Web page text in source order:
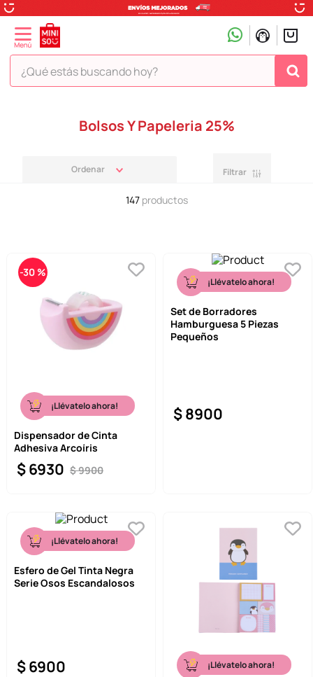
¿Qué estás buscando hoy?
Bolsos Y Papeleria 25%
Filtrar
147 productos
-30 %
¡Llévatelo ahora!
Dispensador de Cinta
Adhesiva Arcoíris
$9900
$6930
¡Llévatelo ahora!
Set de Borradores
Hamburguesa 5 Piezas
Pequeños
$8900
¡Llévatelo ahora!
Esfero de Gel Tinta Negra
Serie Osos Escandalosos
$6900 ¡Llévatelo ahora!
disney
7.
termos
toy story
llaveros